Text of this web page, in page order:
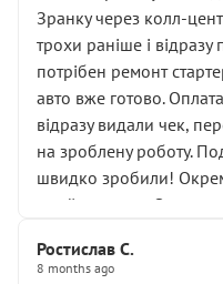
вас стартер, і тоді
враження. Але згодом
лобовим склом. Мені
відкручували”, і
новий власник, не
Але після нинішнього
здаються дрібницями.
Я — клієнт, який працює
Хотілося б більше:
• належної уваги до авто
Зранку через колл-
трохи раніше і
потрібен ремонт
авто вже готово.
відразу видали чек,
на зроблену роботу.
швидко зробили!
приймальнику
звертатися до цього
Ростислав С.
8 months ago